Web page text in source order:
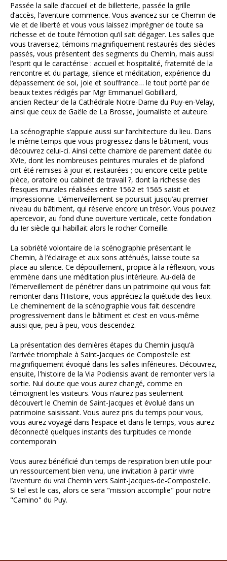
Passée la salle d’accueil et de billetterie, passée la grille
d’accès, l’aventure commence. Vous avancez sur ce Chemin de
vie et de liberté et vous vous laissez imprégner de toute sa
richesse et de toute l’émotion qu’il sait dégager. Les salles que
vous traversez, témoins magnifiquement restaurés des siècles
passés, vous présentent des segments du Chemin, mais aussi
l’esprit qui le caractérise : accueil et hospitalité, fraternité de la
rencontre et du partage, silence et méditation, expérience du
dépassement de soi, joie et souffrance… le tout porté par de
beaux textes rédigés par Mgr Emmanuel Gobilliard,
ancien Recteur de la Cathédrale Notre-Dame du Puy-en-Velay,
ainsi que ceux de Gaële de La Brosse, Journaliste et auteure.
La scénographie s’appuie aussi sur l’architecture du lieu. Dans
le même temps que vous progressez dans le bâtiment, vous
découvrez celui-ci. Ainsi cette chambre de parement datée du
XVIe, dont les nombreuses peintures murales et de plafond
ont été remises à jour et restaurées ; ou encore cette petite
pièce, oratoire ou cabinet de travail ?, dont la richesse des
fresques murales réalisées entre 1562 et 1565 saisit et
impressionne. L’émerveillement se poursuit jusqu’au premier
niveau du bâtiment, qui réserve encore un trésor. Vous pouvez
apercevoir, au fond d’une ouverture verticale, cette fondation
du Ier siècle qui habillait alors le rocher Corneille.
La sobriété volontaire de la scénographie présentant le
Chemin, à l’éclairage et aux sons atténués, laisse toute sa
place au silence. Ce dépouillement, propice à la réflexion, vous
emmène dans une méditation plus intérieure. Au-delà de
l’émerveillement de pénétrer dans un patrimoine qui vous fait
remonter dans l’Histoire, vous appréciez la quiétude des lieux.
Le cheminement de la scénographie vous fait descendre
progressivement dans le bâtiment et c’est en vous-même
aussi que, peu à peu, vous descendez.
La présentation des dernières étapes du Chemin jusqu’à
l’arrivée triomphale à Saint-Jacques de Compostelle est
magnifiquement évoqué dans les salles inférieures. Découvrez,
ensuite, l'histoire de la Via Podiensis avant de remonter vers la
sortie. Nul doute que vous aurez changé, comme en
témoignent les visiteurs. Vous n’aurez pas seulement
découvert le Chemin de Saint-Jacques et évolué dans un
patrimoine saisissant. Vous aurez pris du temps pour vous,
vous aurez voyagé dans l’espace et dans le temps, vous aurez
déconnecté quelques instants des turpitudes ce monde
contemporain
Vous aurez bénéficié d’un temps de respiration bien utile pour
un ressourcement bien venu, une invitation à partir vivre
l’aventure du vrai Chemin vers Saint-Jacques-de-Compostelle.
Si tel est le cas, alors ce sera "mission accomplie" pour notre
"Camino" du Puy.